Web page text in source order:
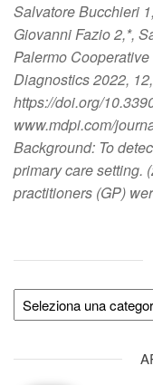
Salvatore Bucchieri
Giovanni Fazio 2,*,
Palermo
Diagnostics 2022,
https://doi.org/
www.mdpi.com/
Background: To
primary care setting.
practitioners (GP)
Argomenti